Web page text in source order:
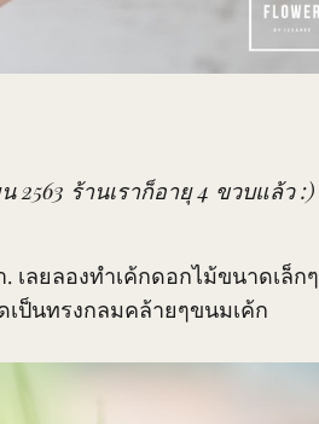
2563 ร้านเราก็อายุ 4 ขวบแล้ว :)
ลยลองทำเค้กดอกไม้ขนาดเล็กๆ
ป็นทรงกลมคล้ายๆขนมเค้ก